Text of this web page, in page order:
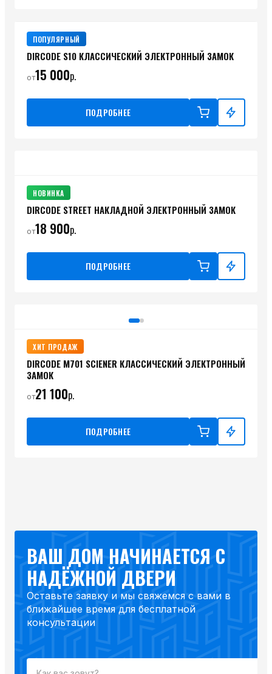
ПОПУЛЯРНЫЙ
DIRCODE S10 КЛАССИЧЕСКИЙ ЭЛЕКТРОННЫЙ ЗАМОК
от15 000р.
ПОДРОБНЕЕ
НОВИНКА
DIRCODE STREET НАКЛАДНОЙ ЭЛЕКТРОННЫЙ ЗАМОК
от18 900р.
ПОДРОБНЕЕ
ХИТ ПРОДАЖ
DIRCODE М701 SCIENER КЛАССИЧЕСКИЙ ЭЛЕКТРОННЫЙ
ЗАМОК
от21 100р.
ПОДРОБНЕЕ
ВАШ ДОМ НАЧИНАЕТСЯ С
НАДЁЖНОЙ ДВЕРИ
Оставьте заявку и мы свяжемся с вами в
ближайшее время для бесплатной
консультации